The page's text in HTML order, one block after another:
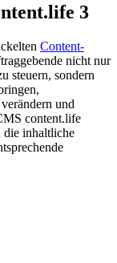
3
Content-
nicht nur
steuern, sondern
und
content.life
die inhaltliche